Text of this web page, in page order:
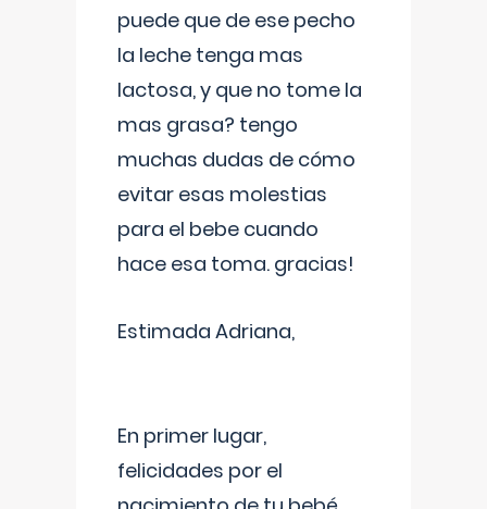
puede que de ese pecho
la leche tenga mas
lactosa, y que no tome la
mas grasa? tengo
muchas dudas de cómo
evitar esas molestias
para el bebe cuando
hace esa toma. gracias!
Estimada Adriana,
En primer lugar,
felicidades por el